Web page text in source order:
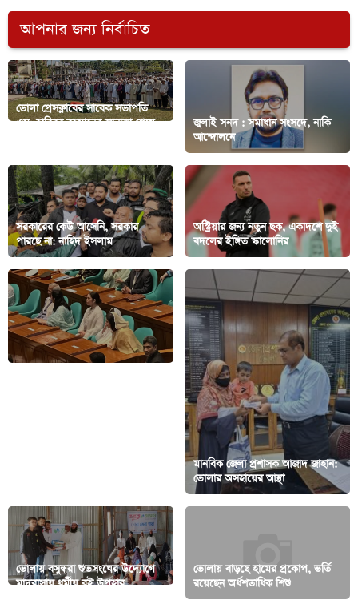
আপনার জন্য নির্বাচিত
ভোলা প্রেসক্লাবের সাবেক সভাপতি
এম. হাবিবুর রহমানের জানাজা শেষে
জুলাই সনদ : সমাধান সংসদে, নাকি
আন্দোলনে
সরকারের কেউ আসেনি, সরকার
পারছে না: নাহিদ ইসলাম
অস্ট্রিয়ার জন্য নতুন ছক, একাদশে দুই
বদলের ইঙ্গিত স্কালোনির
মানবিক জেলা প্রশাসক আজাদ জাহান:
ভোলার অসহায়ের আস্থা
ভোলায় বসুন্ধরা শুভসংঘের উদ্যোগে
মাদরাসায় ধর্মীয় বই উপহার
ভোলায় বাড়ছে হামের প্রকোপ, ভর্তি
রয়েছেন অর্ধশতাধিক শিশু